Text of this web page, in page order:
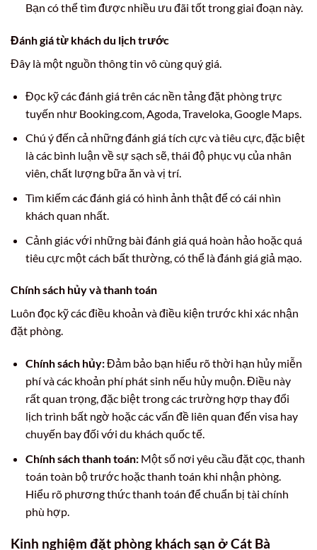
Bạn có thể tìm được nhiều ưu đãi tốt trong giai đoạn này.
Đánh giá từ khách du lịch trước
Đây là một nguồn thông tin vô cùng quý giá.
Đọc kỹ các đánh giá trên các nền tảng đặt phòng trực
tuyến như Booking.com, Agoda, Traveloka, Google Maps.
Chú ý đến cả những đánh giá tích cực và tiêu cực, đặc biệt
là các bình luận về sự sạch sẽ, thái độ phục vụ của nhân
viên, chất lượng bữa ăn và vị trí.
Tìm kiếm các đánh giá có hình ảnh thật để có cái nhìn
khách quan nhất.
Cảnh giác với những bài đánh giá quá hoàn hảo hoặc quá
tiêu cực một cách bất thường, có thể là đánh giá giả mạo.
Chính sách hủy và thanh toán
Luôn đọc kỹ các điều khoản và điều kiện trước khi xác nhận
đặt phòng.
Chính sách hủy:Đảm bảo bạn hiểu rõ thời hạn hủy miễn
phí và các khoản phí phát sinh nếu hủy muộn. Điều này
rất quan trọng, đặc biệt trong các trường hợp thay đổi
lịch trình bất ngờ hoặc các vấn đề liên quan đến visa hay
chuyến bay đối với du khách quốc tế.
Chính sách thanh toán:Một số nơi yêu cầu đặt cọc, thanh
toán toàn bộ trước hoặc thanh toán khi nhận phòng.
Hiểu rõ phương thức thanh toán để chuẩn bị tài chính
phù hợp.
Kinh nghiệm đặt phòng khách sạn ở Cát Bà